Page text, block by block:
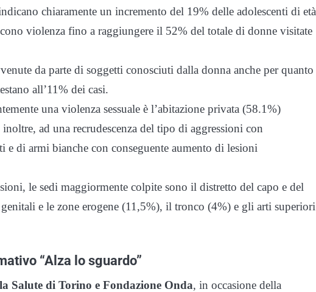
chiaramente un incremento del 19% delle adolescenti di età
violenza fino a raggiungere il 52% del totale di donne visitate
da parte di soggetti conosciuti dalla donna anche per quanto
all’11% dei casi.
una violenza sessuale è l’abitazione privata (58.1%)
ad una recrudescenza del tipo di aggressioni con
e di armi bianche con conseguente aumento di lesioni
le sedi maggiormente colpite sono il distretto del capo e del
e le zone erogene (11,5%), il tronco (4%) e gli arti superiori
“Alza lo sguardo”
Salute di Torino e Fondazione Onda, in occasione della